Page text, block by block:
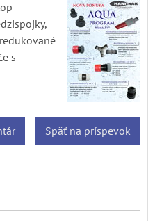
s
Späť na príspevok